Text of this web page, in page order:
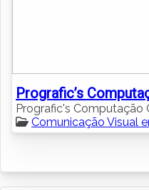
Prografic’s
Prografic's Computação
Comunicação Visual